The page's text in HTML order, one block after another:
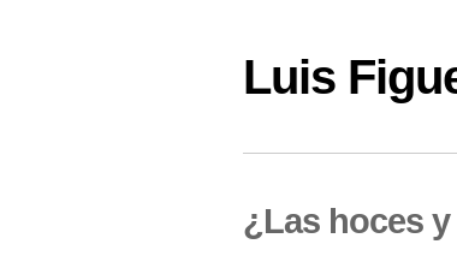
Luis
¿Las hoces